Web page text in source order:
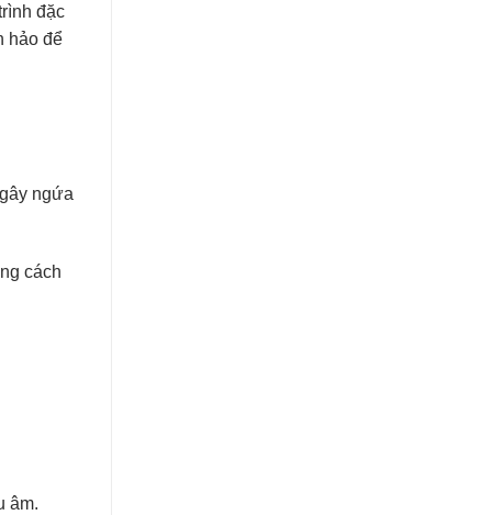
đặc
hảo để
ngứa
cách
âm.